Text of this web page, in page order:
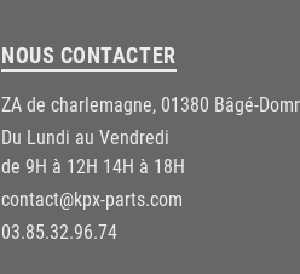
NOUS CONTACTER
ZA de charlemagne, 01380 Bâgé-
Du Lundi au Vendredi
de 9H à 12H 14H à 18H
contact@kpx-parts.com
03.85.32.96.74